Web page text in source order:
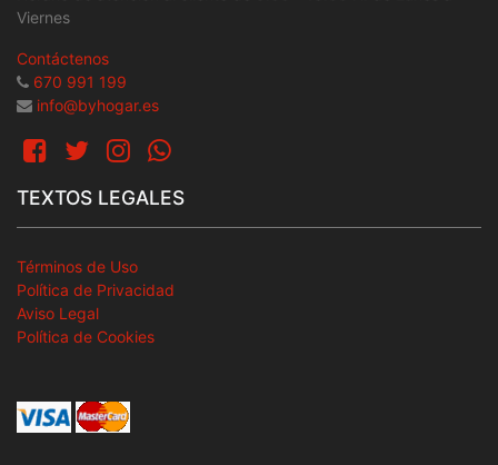
Viernes
Contáctenos
670 991 199
info@byhogar.es
TEXTOS LEGALES
Términos de Uso
Política de Privacidad
Aviso Legal
Política de Cookies